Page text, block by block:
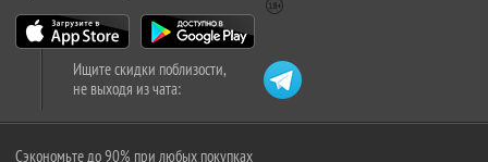
Ищите скидки поблизости,
не выходя из чата:
Сэкономьте до 90% при любых покупках